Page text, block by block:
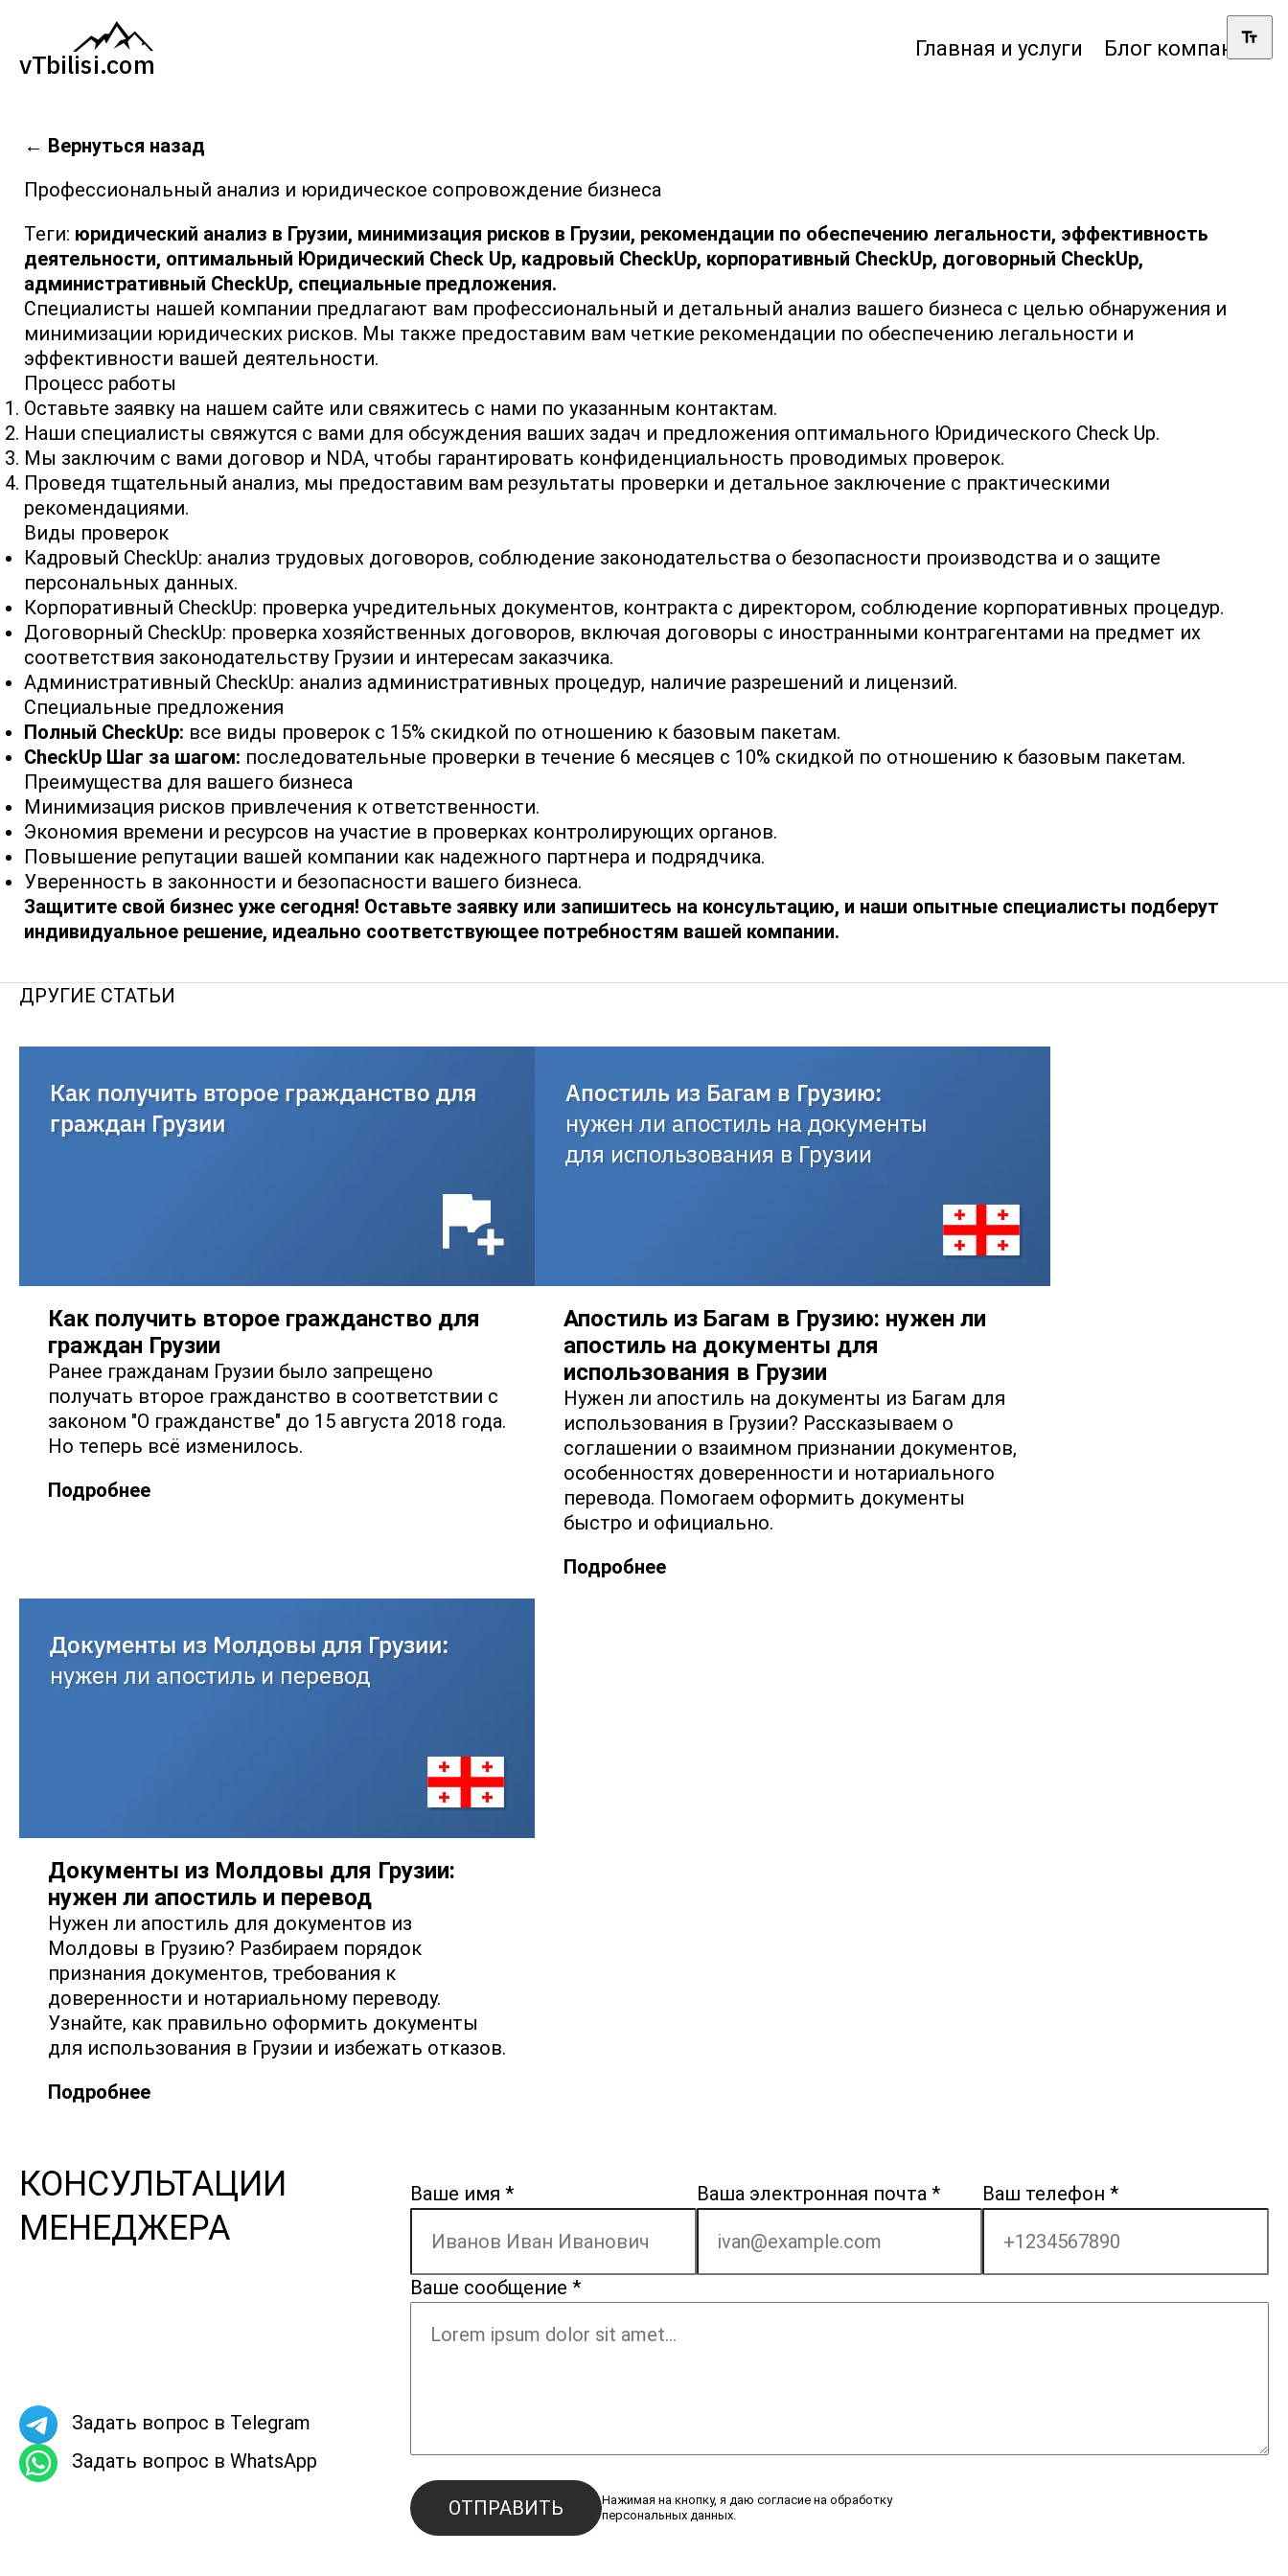
Главная и услуги Блог компании
← Вернуться назад
Профессиональный анализ и юридическое сопровождение бизнеса
Теги: юридический анализ в Грузии, минимизация рисков в Грузии, рекомендации по обеспечению легальности, эффективность
деятельности, оптимальный Юридический Check Up, кадровый CheckUp, корпоративный CheckUp, договорный CheckUp,
административный CheckUp, специальные предложения.
Специалисты нашей компании предлагают вам профессиональный и детальный анализ вашего бизнеса с целью обнаружения и
минимизации юридических рисков. Мы также предоставим вам четкие рекомендации по обеспечению легальности и
эффективности вашей деятельности.
Процесс работы
Оставьте заявку на нашем сайте или свяжитесь с нами по указанным контактам.
Наши специалисты свяжутся с вами для обсуждения ваших задач и предложения оптимального Юридического Check Up.
Мы заключим с вами договор и NDA, чтобы гарантировать конфиденциальность проводимых проверок.
Проведя тщательный анализ, мы предоставим вам результаты проверки и детальное заключение с практическими
рекомендациями.
Виды проверок
Кадровый CheckUp: анализ трудовых договоров, соблюдение законодательства о безопасности производства и о защите
персональных данных.
Корпоративный CheckUp: проверка учредительных документов, контракта с директором, соблюдение корпоративных процедур.
Договорный CheckUp: проверка хозяйственных договоров, включая договоры с иностранными контрагентами на предмет их
соответствия законодательству Грузии и интересам заказчика.
Административный CheckUp: анализ административных процедур, наличие разрешений и лицензий.
Специальные предложения
Полный CheckUp: все виды проверок с 15% скидкой по отношению к базовым пакетам.
CheckUp Шаг за шагом: последовательные проверки в течение 6 месяцев с 10% скидкой по отношению к базовым пакетам.
Преимущества для вашего бизнеса
Минимизация рисков привлечения к ответственности.
Экономия времени и ресурсов на участие в проверках контролирующих органов.
Повышение репутации вашей компании как надежного партнера и подрядчика.
Уверенность в законности и безопасности вашего бизнеса.
Защитите свой бизнес уже сегодня! Оставьте заявку или запишитесь на консультацию, и наши опытные специалисты подберут
индивидуальное решение, идеально соответствующее потребностям вашей компании.
ДРУГИЕ СТАТЬИ
Как получить второе гражданство для
граждан Грузии
Ранее гражданам Грузии было запрещено
получать второе гражданство в соответствии с
законом "О гражданстве" до 15 августа 2018 года.
Но теперь всё изменилось.
Подробнее
Апостиль из Багам в Грузию: нужен ли
апостиль на документы для
использования в Грузии
Нужен ли апостиль на документы из Багам для
использования в Грузии? Рассказываем о
соглашении о взаимном признании документов,
особенностях доверенности и нотариального
перевода. Помогаем оформить документы
быстро и официально.
Подробнее
Документы из Молдовы для Грузии:
нужен ли апостиль и перевод
Нужен ли апостиль для документов из
Молдовы в Грузию? Разбираем порядок
признания документов, требования к
доверенности и нотариальному переводу.
Узнайте, как правильно оформить документы
для использования в Грузии и избежать отказов.
Подробнее
КОНСУЛЬТАЦИИ
МЕНЕДЖЕРА
Задать вопрос в Telegram
Задать вопрос в WhatsApp
Ваше имя * Ваша электронная почта * Ваш телефон*
Ваше сообщение *
Нажимая на кнопку, я даю согласие на обработку
персональных данных.
ОТПРАВИТЬ